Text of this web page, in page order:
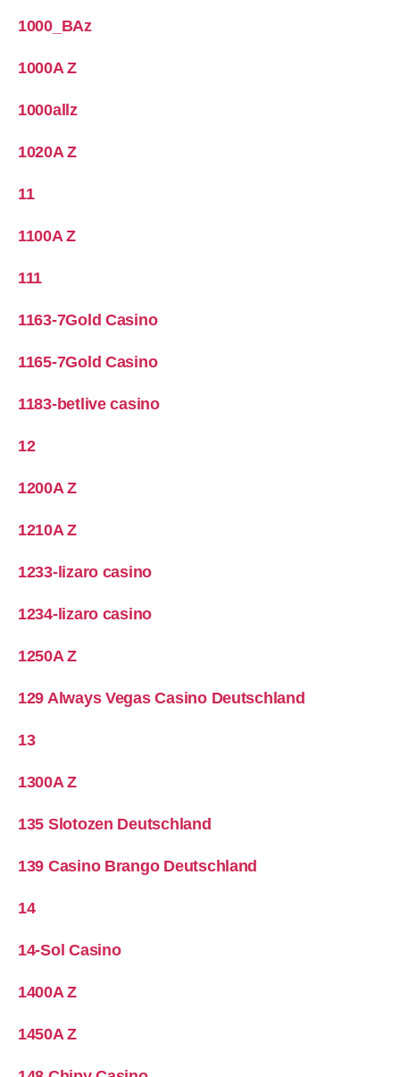
1000_BAz
1000A Z
1000allz
1020A Z
11
1100A Z
111
1163-7Gold Casino
1165-7Gold Casino
1183-betlive casino
12
1200A Z
1210A Z
1233-lizaro casino
1234-lizaro casino
1250A Z
129 Always Vegas Casino Deutschland
13
1300A Z
135 Slotozen Deutschland
139 Casino Brango Deutschland
14
14-Sol Casino
1400A Z
1450A Z